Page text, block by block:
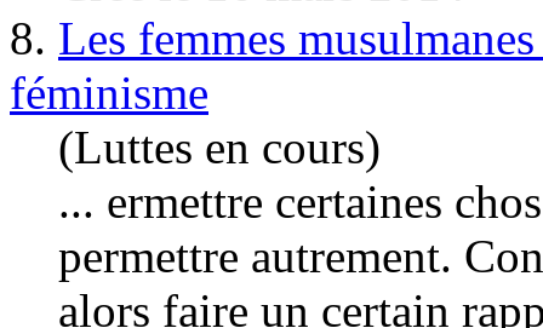
8. Les femmes
féminisme
(Luttes en cours)
... ermettre certaines
permettre autrement.
alors faire un certain